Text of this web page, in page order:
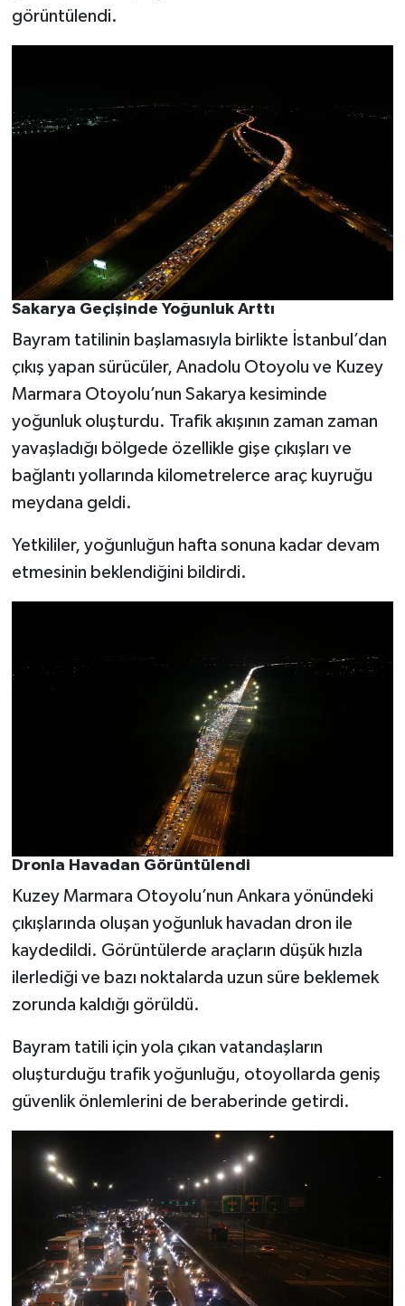
görüntülendi.
Sakarya Geçişinde Yoğunluk Arttı
Bayram tatilinin başlamasıyla birlikte İstanbul’dan
çıkış yapan sürücüler, Anadolu Otoyolu ve Kuzey
Marmara Otoyolu’nun Sakarya kesiminde
yoğunluk oluşturdu. Trafik akışının zaman zaman
yavaşladığı bölgede özellikle gişe çıkışları ve
bağlantı yollarında kilometrelerce araç kuyruğu
meydana geldi.
Yetkililer, yoğunluğun hafta sonuna kadar devam
etmesinin beklendiğini bildirdi.
Dronla Havadan Görüntülendi
Kuzey Marmara Otoyolu’nun Ankara yönündeki
çıkışlarında oluşan yoğunluk havadan dron ile
kaydedildi. Görüntülerde araçların düşük hızla
ilerlediği ve bazı noktalarda uzun süre beklemek
zorunda kaldığı görüldü.
Bayram tatili için yola çıkan vatandaşların
oluşturduğu trafik yoğunluğu, otoyollarda geniş
güvenlik önlemlerini de beraberinde getirdi.